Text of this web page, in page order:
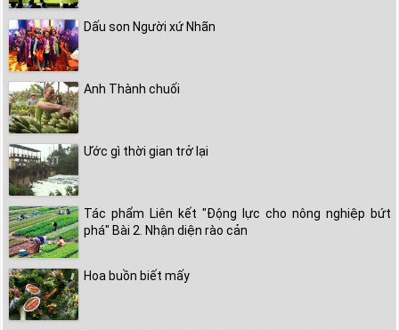
Dấu son Người xứ Nhãn
Anh Thành chuối
Ước gì thời gian trở lại
Tác phẩm Liên kết "Động lực cho nông nghiệp bứt
phá" Bài 2. Nhận diện rào cản
Hoa buồn biết mấy